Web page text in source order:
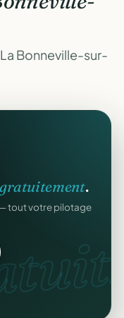
Bonneville-sur-
gratuitement.
tout votre pilotage